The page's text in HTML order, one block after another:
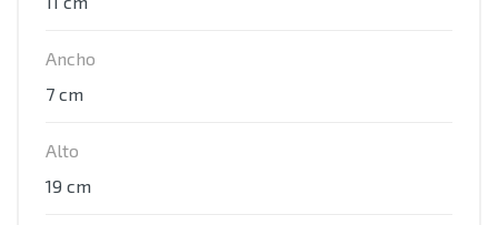
Ancho
7 cm
Alto
19 cm